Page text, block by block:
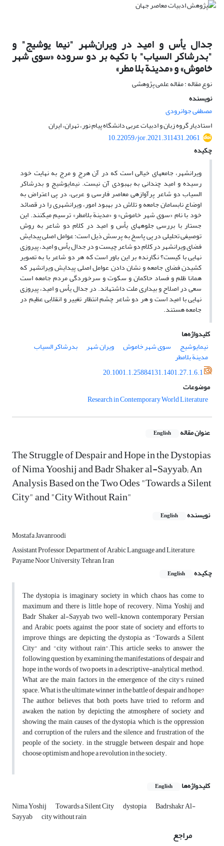
جدال یأس و امید در ویران‌شهر "نیما یوشیج" و
"بدرشاکر السیاب" با تکیه بر دو سروده «سوی شهر
خاموش» و «مدینة بلا مطر»
نوع مقاله : مقاله علمی پژوهشی
نویسنده
مصطفی جوانرودی
استادیار گروه زبان و ادبیات عربی دانشگاه پیام نور، تهران، ایران
10.22059/jor.2021.311431.2061
چکیده
ویران­شهر، جامعه­ای خیالی است که در آن هرج و مرج به نهایت خود
رسیده و امید چندانی به بهبودی آن نیست. نیمایوشیج و بدر­شاکر
السیاب دو شاعر پرآوازه­ی معاصر فارسی و عربی، در پی اعتراض به
اوضاع نابسامان جامعه و تلاش در بهبود امور، ویران­شهری را در قصائد
خود با نام «سوی شهر خاموش» و «مدینة بلامطر» ترسیم می­کنند. این
جستار با بررسی جلوه­های یأس و امید در کلام دو شاعر به روش
توصیفی تحلیلی در پی پاسخ به پرسش ذیل است: عوامل اصلی پیدایش
فضای ویران­شهر در کلام دو شاعر چیست و در جدال یأس و امید، پیروزی
نهایی با کیست؟ نگارنده بر این باور است که هر دو شاعر با به تصویر
کشیدن فضای جامعه و نشان دادن عوامل اصلی پیدایش ویران­شهر که
همانا ظلم و فساد حاکمان و سکوت و سرخوردگی مردم جامعه است
سعی در اصلاح و بیداری ملت داشته­اند. در جدال یأس و امید، پیروزی
نهایی با امید است و هر دو شاعر چشم انتظار تغییر و انقلابی عظیم در
جامعه هستند.
کلیدواژه‌ها
نیمایوشیج
سوی شهر خاموش ویران شهر بدر‌شاکر السیاب
مدینة بلامطر
20.1001.1.25884131.1401.27.1.6.1
موضوعات
Research in Contemporary World Literature
عنوان مقاله English
The Struggle of Despair and Hope in the Dystopias
of Nima Yooshij and Badr Shaker al-Sayyab; An
Analysis Based on the Two Odes "Towards a Silent
City" and "City Without Rain"
نویسنده English
Mostafa Javanroodi
Assistant Professor, Department of Arabic Language and Literature,
Payame Noor University, Tehran, Iran
چکیده
English
The dystopia is imaginary society in which chaos has come to
maximum and there is little hope of recovery. Nima Yoshij and
Badr Shaker al-Sayyab, two well-known contemporary Persian
and Arabic poets, against the poor state of society and efforts to
improve things, are depicting the dystopia as "Towards a Silent
City" and "city without rain".This article seeks to answer the
following question by examining the manifestations of despair and
hope in the words of two poets in a descriptive-analytical method.
What are the main factors in the emergence of the city's ruined
space. What is the ultimate winner in the battle of despair and hope?
The author believes that both poets have tried to reform and
awaken the nation by depicting the atmosphere of society and
showing the main causes of the dystopia, which is the oppression
and corruption of the rulers and the silence and frustration of the
people of the society. in the struggle between despair and hope,
choose optimism and hope a revolution in the society.
کلیدواژه‌ها English
Nima Yoshij Towards a Silent City dystopia Badrshakr Al-
Sayyab city without rain
مراجع